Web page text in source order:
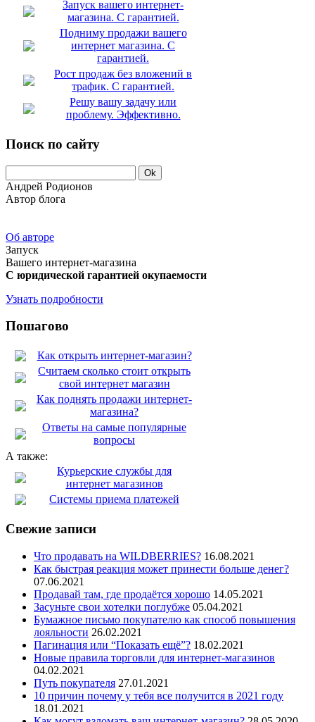
Запуск вашего интернет-
магазина. С гарантией.
Подниму продажи вашего
интернет магазина. С
гарантией.
Рост продаж без вложений в
трафик. С гарантией.
Решу вашу задачу или
проблему. Эффективно.
Поиск по сайту
Андрей Родионов
Автор блога
Об авторе
Запуск
Вашего интернет-магазина
С юридической гарантией окупаемости
Узнать подробности
Пошагово
Как открыть интернет-магазин?
Считаем сколько стоит открыть
свой интернет магазин
Как поднять продажи интернет-
магазина?
Ответы на самые популярные
вопросы
А также:
Курьерские службы для
интернет магазинов
Системы приема платежей
Свежие записи
Что продавать на WILDBERRIES? 16.08.2021
Как быстрая реакция может принести больше денег?
07.06.2021
Продавай там, где продаётся хорошо 14.05.2021
Засуньте свои хотелки поглубже 05.04.2021
Бумажное письмо покупателю как способ повышения
лояльности 26.02.2021
Пагинация или “Показать ещё”? 18.02.2021
Новые правила торговли для интернет-магазинов
04.02.2021
Путь покупателя 27.01.2021
10 причин почему у тебя все получится в 2021 году
18.01.2021